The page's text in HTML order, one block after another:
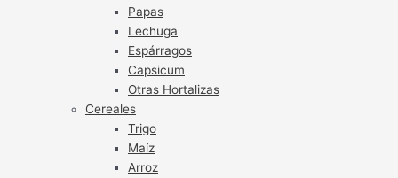
Papas
Lechuga
Espárragos
Capsicum
Otras Hortalizas
Cereales
Trigo
Maíz
Arroz